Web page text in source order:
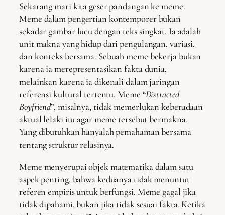
Sekarang mari kita geser pandangan ke meme.
Meme dalam pengertian kontemporer bukan
sekadar gambar lucu dengan teks singkat. Ia adalah
unit makna yang hidup dari pengulangan, variasi,
dan konteks bersama. Sebuah meme bekerja bukan
karena ia merepresentasikan fakta dunia,
melainkan karena ia dikenali dalam jaringan
referensi kultural tertentu. Meme “Distracted
Boyfriend”, misalnya, tidak memerlukan keberadaan
aktual lelaki itu agar meme tersebut bermakna.
Yang dibutuhkan hanyalah pemahaman bersama
tentang struktur relasinya.
Meme menyerupai objek matematika dalam satu
aspek penting, bahwa keduanya tidak menuntut
referen empiris untuk berfungsi. Meme gagal jika
tidak dipahami, bukan jika tidak sesuai fakta. Ketika